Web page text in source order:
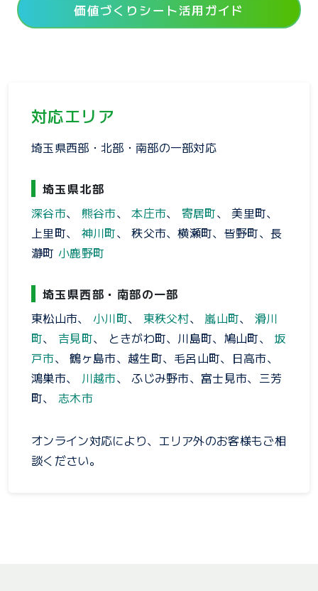
価値づくりシート活用ガイド
対応エリア
埼玉県西部・北部・南部の一部対応
埼玉県北部
深谷市、 熊谷市、本庄市、 寄居町、 美里町、
上里町、 神川町、 秩父市、横瀬町、皆野町、長
瀞町 小鹿野町
埼玉県西部・南部の一部
東松山市、 小川町、 東秩父村、 嵐山町、滑川
町、 吉見町、 ときがわ町、川島町、鳩山町、 坂
戸市、 鶴ヶ島市、越生町、毛呂山町、日高市、
鴻巣市、 川越市、 ふじみ野市、富士見市、三芳
町、 志木市
オンライン対応により、エリア外のお客様もご相
談ください。